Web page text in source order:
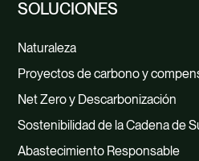
SOLUCIONES
Naturaleza
Proyectos de carbono y
Net Zero y Descarbonización
Sostenibilidad de la Cadena de
Abastecimiento Responsable